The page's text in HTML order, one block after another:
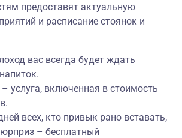
предоставят актуальную
и расписание стоянок и
вас всегда будет ждать
услуга, включенная в стоимость
всех, кто привык рано вставать,
– бесплатный